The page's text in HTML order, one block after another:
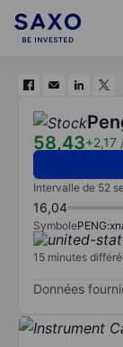
58,43+2,17
Intervalle de 52
16,04
Symbole
15 minutes
Données